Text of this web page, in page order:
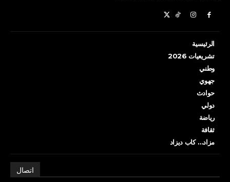
الرئيسية
تشريعيات 2026
وطني
جهوي
حوادث
دولي
رياضة
ثقافة
مزاد… كاب ديزاد
اتصال